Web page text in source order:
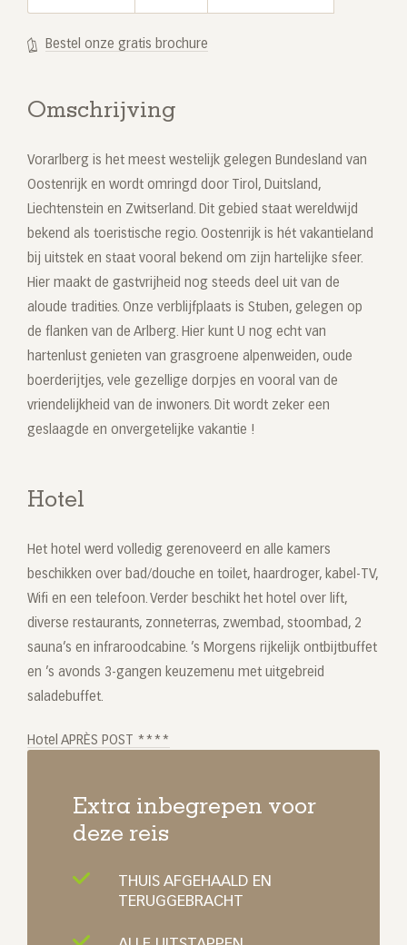
Bestel onze gratis brochure
Omschrijving
Vorarlberg is het meest westelijk gelegen Bundesland van
Oostenrijk en wordt omringd door Tirol, Duitsland,
Liechtenstein en Zwitserland. Dit gebied staat wereldwijd
bekend als toeristische regio. Oostenrijk is hét vakantieland
bij uitstek en staat vooral bekend om zijn hartelijke sfeer.
Hier maakt de gastvrijheid nog steeds deel uit van de
aloude tradities. Onze verblijfplaats is Stuben, gelegen op
de flanken van de Arlberg. Hier kunt U nog echt van
hartenlust genieten van grasgroene alpenweiden, oude
boerderijtjes, vele gezellige dorpjes en vooral van de
vriendelijkheid van de inwoners. Dit wordt zeker een
geslaagde en onvergetelijke vakantie !
Hotel
Het hotel werd volledig gerenoveerd en alle kamers
beschikken over bad/douche en toilet, haardroger, kabel-TV,
Wifi en een telefoon. Verder beschikt het hotel over lift,
diverse restaurants, zonneterras, zwembad, stoombad, 2
sauna’s en infraroodcabine. ’s Morgens rijkelijk ontbijtbuffet
en ’s avonds 3-gangen keuzemenu met uitgebreid
saladebuffet.
Hotel APRÈS POST ****
Extra inbegrepen voor
deze reis
THUIS AFGEHAALD EN
TERUGGEBRACHT